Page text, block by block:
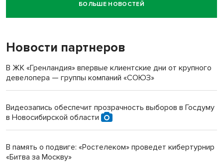
Новосибирский суд наказал водителя за смерть
пенсионерки на вокзале
«Мы живём на пастбище!»: в новосибирском селе лошади
терроризируют жителей
Инвалид получил условный срок за избиение врачей
Новосибирский преподаватель с женой вошли в топ-16
БОЛЬШЕ НОВОСТЕЙ
Новости партнеров
В ЖК «Гренландия» впервые клиентские дни от крупного
девелопера — группы компаний «СОЮЗ»
Видеозапись обеспечит прозрачность выборов в Госдуму
в Новосибирской области
В память о подвиге: «Ростелеком» проведет кибертурнир
«Битва за Москву»